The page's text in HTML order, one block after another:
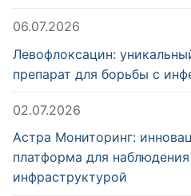
06.07.2026
Левофлоксацин:
препарат для борьбы с
02.07.2026
Астра Мониторинг:
платформа для
инфраструктурой